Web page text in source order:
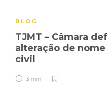
BLOG
TJMT – Câmara
alteração de
civil
3 min